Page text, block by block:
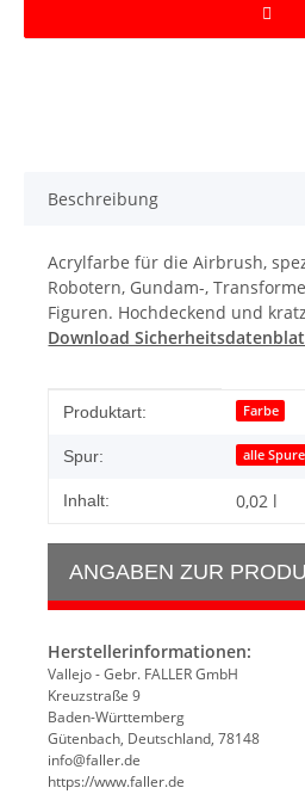
Beschreibung
Acrylfarbe für die Airbrush,
Robotern, Gundam-,
Figuren. Hochdeckend und
Download
Produkteigenschaft
Wert
Produktart: Farbe
Spur: alle
Inhalt: 0,02 l
ANGABEN ZUR
Herstellerinformationen:
Vallejo - Gebr. FALLER GmbH
Kreuzstraße 9
Baden-Württemberg
Gütenbach, Deutschland, 78148
info@faller.de
https://www.faller.de